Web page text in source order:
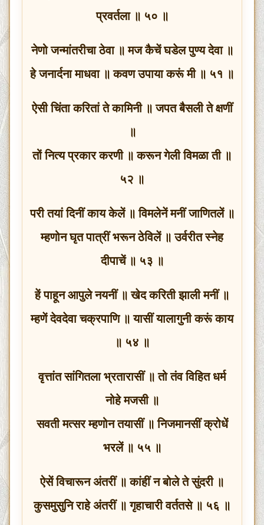
प्रवर्तला ॥ ५० ॥
नेणो जन्मांतरीचा ठेवा ॥ मज कैचें घडेल पुण्य देवा ॥
हे जनार्दना माधवा ॥ कवण उपाया करूं मी ॥ ५१ ॥
ऐसी चिंता करितां ते कामिनी ॥ जपत बैसली ते क्षणीं
॥
तों नित्य प्रकार करणी ॥ करून गेली विमळा ती ॥
५२ ॥
परी तयां दिनीं काय केलें ॥ विमलेनें मनीं जाणितलें ॥
म्हणोन घृत पात्रीं भरून ठेविलें ॥ उर्वरीत स्नेह
दीपाचें ॥ ५३ ॥
हें पाहून आपुले नयनीं ॥ खेद करिती झाली मनीं ॥
म्हणें देवदेवा चक्रपाणि ॥ यासीं यालागुनी करूं काय
॥ ५४ ॥
वृत्तांत सांगितला भ्रतारासीं ॥ तो तंव विहित धर्म
नोहे मजसी ॥
सवती मत्सर म्हणोन तयासीं ॥ निजमानसीं क्रोधें
भरलें ॥ ५५ ॥
ऐसें विचारून अंतरीं ॥ कांहीं न बोले ते सुंदरी ॥
कुसमुसुनि राहे अंतरीं ॥ गृहाचारी वर्ततसे ॥ ५६ ॥